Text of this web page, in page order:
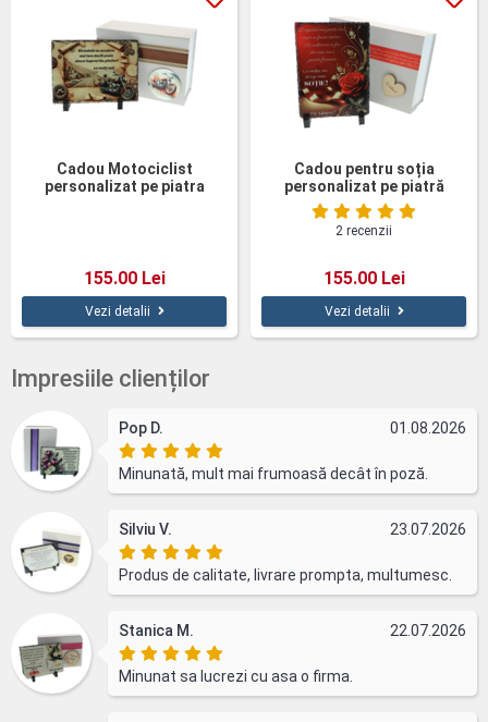
Cadou Motociclist
personalizat pe piatra
155.00 Lei
Vezi detalii
Cadou pentru soția
personalizat pe piatră
naturală
2 recenzii
155.00 Lei
Vezi detalii
Impresiile clienților
Pop D. 01.08.2026
Minunată, mult mai frumoasă decât în poză.
Silviu V. 23.07.2026
Produs de calitate, livrare prompta, multumesc.
Stanica M. 22.07.2026
Minunat sa lucrezi cu asa o firma.